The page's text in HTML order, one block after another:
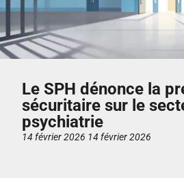
Le SPH dénonce la
sécuritaire sur le
psychiatrie
14 février 2026 14 février 2026